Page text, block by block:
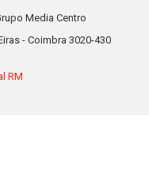
Media Centro
- Coimbra 3020-430
RM